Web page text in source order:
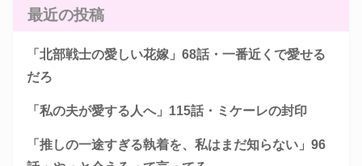
最近の投稿
「北部戦士の愛しい花嫁」68話・一番近くで愛せる
だろ
「私の夫が愛する人へ」115話・ミケーレの封印
「推しの一途すぎる執着を、私はまだ知らない」96